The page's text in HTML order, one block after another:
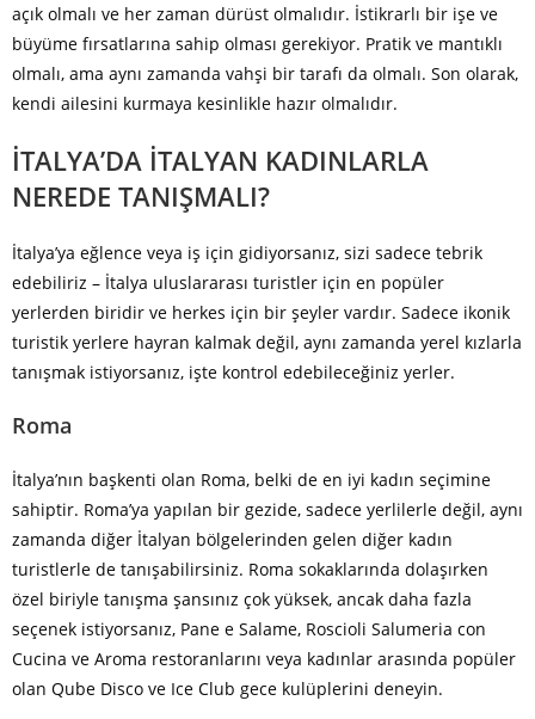
açık olmalı ve her zaman dürüst olmalıdır. İstikrarlı bir işe ve
büyüme fırsatlarına sahip olması gerekiyor. Pratik ve mantıklı
olmalı, ama aynı zamanda vahşi bir tarafı da olmalı. Son olarak,
kendi ailesini kurmaya kesinlikle hazır olmalıdır.
İTALYA’DA İTALYAN KADINLARLA
NEREDE TANIŞMALI?
İtalya’ya eğlence veya iş için gidiyorsanız, sizi sadece tebrik
edebiliriz – İtalya uluslararası turistler için en popüler
yerlerden biridir ve herkes için bir şeyler vardır. Sadece ikonik
turistik yerlere hayran kalmak değil, aynı zamanda yerel kızlarla
tanışmak istiyorsanız, işte kontrol edebileceğiniz yerler.
Roma
İtalya’nın başkenti olan Roma, belki de en iyi kadın seçimine
sahiptir. Roma’ya yapılan bir gezide, sadece yerlilerle değil, aynı
zamanda diğer İtalyan bölgelerinden gelen diğer kadın
turistlerle de tanışabilirsiniz. Roma sokaklarında dolaşırken
özel biriyle tanışma şansınız çok yüksek, ancak daha fazla
seçenek istiyorsanız, Pane e Salame, Roscioli Salumeria con
Cucina ve Aroma restoranlarını veya kadınlar arasında popüler
olan Qube Disco ve Ice Club gece kulüplerini deneyin.